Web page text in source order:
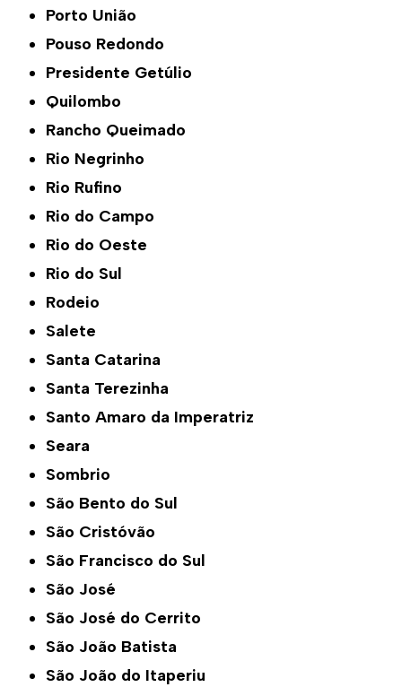
Porto União
Pouso Redondo
Presidente Getúlio
Quilombo
Rancho Queimado
Rio Negrinho
Rio Rufino
Rio do Campo
Rio do Oeste
Rio do Sul
Rodeio
Salete
Santa Catarina
Santa Terezinha
Santo Amaro da Imperatriz
Seara
Sombrio
São Bento do Sul
São Cristóvão
São Francisco do Sul
São José
São José do Cerrito
São João Batista
São João do Itaperiu